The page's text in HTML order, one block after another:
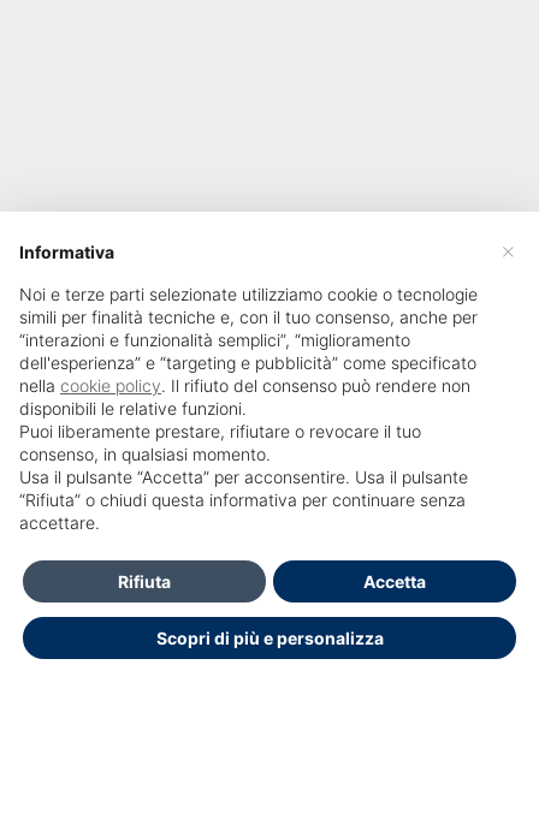
SailPortal 8.5.1 build 18
Contatti
Per Informazioni e accesso al portale Contattare Ufficio
Formazione: segreteria.didattica@hsr.it
×
Informativa
Noi e terze parti selezionate utilizziamo cookie o tecnologie
simili per finalità tecniche e, con il tuo consenso, anche per
“interazioni e funzionalità semplici”, “miglioramento
dell'esperienza” e “targeting e pubblicità” come specificato
nella cookie policy. Il rifiuto del consenso può rendere non
disponibili le relative funzioni.
Puoi liberamente prestare, rifiutare o revocare il tuo
consenso, in qualsiasi momento.
Usa il pulsante “Accetta” per acconsentire. Usa il pulsante
“Rifiuta” o chiudi questa informativa per continuare senza
accettare.
Scopri di più e personalizza
Rifiuta Accetta